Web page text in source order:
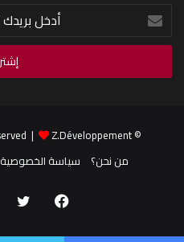
أدخل
بريدك
الإلكتروني
© Copyright 2026, All Rights Reserved |
Z.Développement
من نحن؟
سياسة الخصوصية
فيسبوكتويتر